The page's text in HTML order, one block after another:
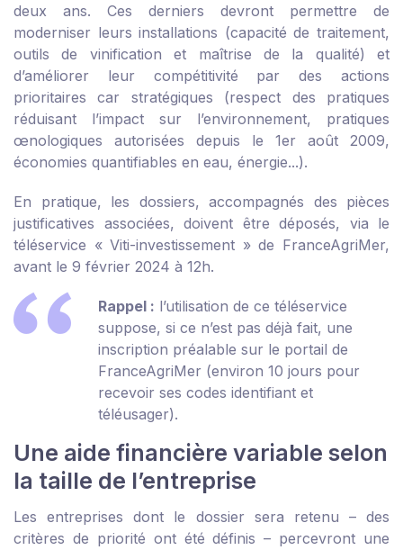
deux ans. Ces derniers devront permettre de
moderniser leurs installations (capacité de traitement,
outils de vinification et maîtrise de la qualité) et
d’améliorer leur compétitivité par des actions
prioritaires car stratégiques (respect des pratiques
réduisant l’impact sur l’environnement, pratiques
œnologiques autorisées depuis le 1er août 2009,
économies quantifiables en eau, énergie...).
En pratique, les dossiers, accompagnés des pièces
justificatives associées, doivent être déposés, via le
téléservice « Viti-investissement » de FranceAgriMer,
avant le 9 février 2024 à 12h.
Rappel : l’utilisation de ce téléservice
suppose, si ce n’est pas déjà fait, une
inscription préalable sur le portail de
FranceAgriMer (environ 10 jours pour
recevoir ses codes identifiant et
téléusager).
Une aide financière variable selon
la taille de l’entreprise
Les entreprises dont le dossier sera retenu – des
critères de priorité ont été définis – percevront une